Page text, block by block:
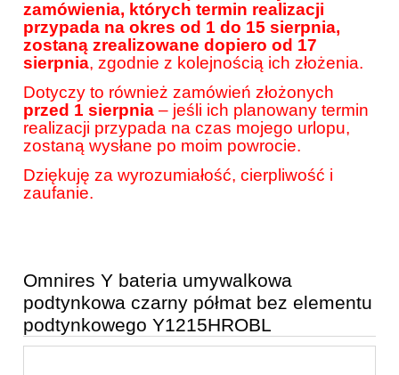
zamówienia, których termin realizacji
przypada na okres od 1 do 15 sierpnia,
zostaną zrealizowane dopiero od 17
sierpnia, zgodnie z kolejnością ich złożenia.
Dotyczy to również zamówień złożonych
przed 1 sierpnia – jeśli ich planowany termin
realizacji przypada na czas mojego urlopu,
zostaną wysłane po moim powrocie.
Dziękuję za wyrozumiałość, cierpliwość i
zaufanie.
Omnires Y bateria umywalkowa
podtynkowa czarny półmat bez elementu
podtynkowego Y1215HROBL